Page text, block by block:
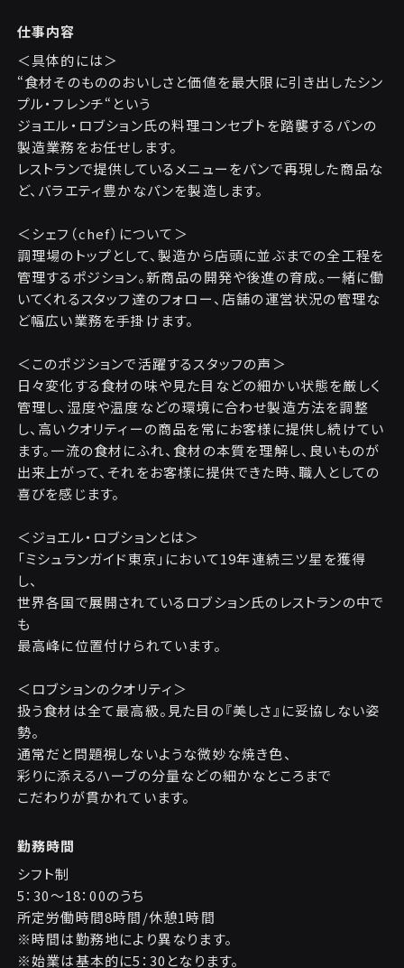
仕事内容
＜具体的には＞
“食材そのもののおいしさと価値を最大限に引き出したシン
プル・フレンチ“という
ジョエル・ロブション氏の料理コンセプトを踏襲するパンの
製造業務をお任せします。
レストランで提供しているメニューをパンで再現した商品な
ど、バラエティ豊かなパンを製造します。
＜シェフ（chef）について＞
調理場のトップとして、製造から店頭に並ぶまでの全工程を
管理するポジション。新商品の開発や後進の育成。一緒に働
いてくれるスタッフ達のフォロー、店舗の運営状況の管理な
ど幅広い業務を手掛けます。
＜このポジションで活躍するスタッフの声＞
日々変化する食材の味や見た目などの細かい状態を厳しく
管理し、湿度や温度などの環境に合わせ製造方法を調整
し、高いクオリティーの商品を常にお客様に提供し続けてい
ます。一流の食材にふれ、食材の本質を理解し、良いものが
出来上がって、それをお客様に提供できた時、職人としての
喜びを感じます。
＜ジョエル・ロブションとは＞
「ミシュランガイド東京」において19年連続三ツ星を獲得
し、
世界各国で展開されているロブション氏のレストランの中で
も
最高峰に位置付けられています。
＜ロブションのクオリティ＞
扱う食材は全て最高級。見た目の『美しさ』に妥協しない姿
勢。
通常だと問題視しないような微妙な焼き色、
彩りに添えるハーブの分量などの細かなところまで
こだわりが貫かれています。
勤務時間
シフト制
5：30～18：00のうち
所定労働時間8時間/休憩1時間
※時間は勤務地により異なります。
※始業は基本的に5：30となります。